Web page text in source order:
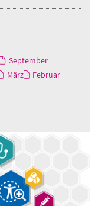
September
März
Februar